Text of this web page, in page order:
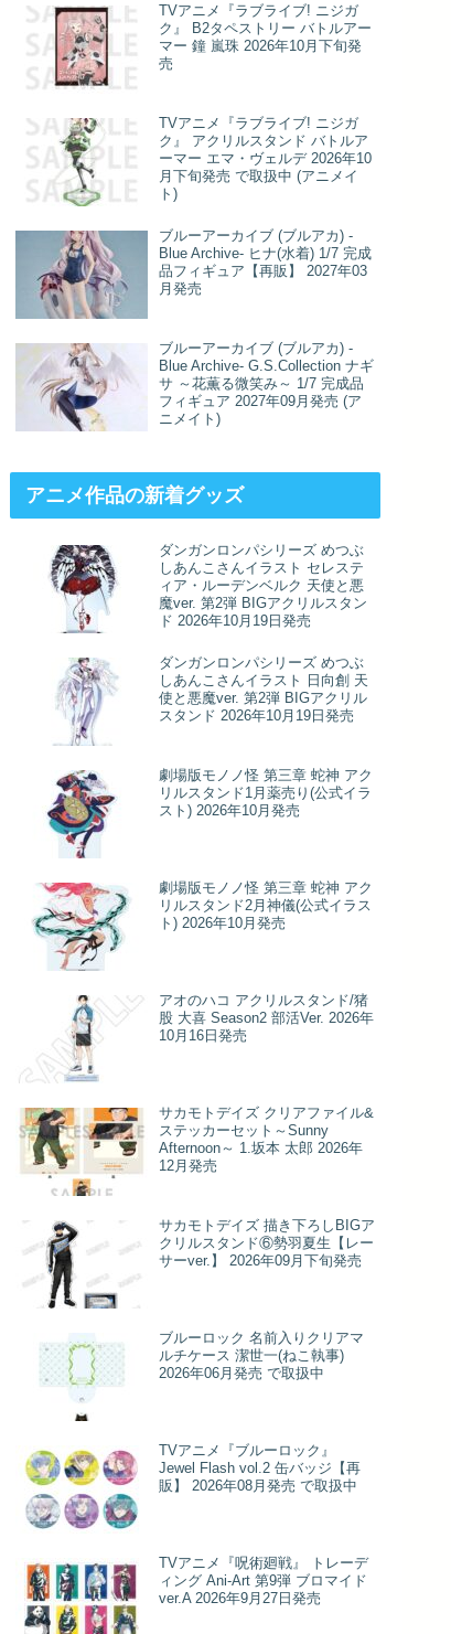
TVアニメ『ラブライブ! ニジガ
ク』 B2タペストリー バトルアー
マー 鐘 嵐珠 2026年10月下旬発
売
TVアニメ『ラブライブ! ニジガ
ク』 アクリルスタンド バトルア
ーマー エマ・ヴェルデ 2026年10
月下旬発売 で取扱中 (アニメイ
ト)
ブルーアーカイブ (ブルアカ) -
Blue Archive- ヒナ(水着) 1/7 完成
品フィギュア【再販】 2027年03
月発売
ブルーアーカイブ (ブルアカ) -
Blue Archive- G.S.Collection ナギ
サ ～花薫る微笑み～ 1/7 完成品
フィギュア 2027年09月発売 (ア
ニメイト)
アニメ作品の新着グッズ
ダンガンロンパシリーズ めつぶ
しあんこさんイラスト セレステ
ィア・ルーデンベルク 天使と悪
魔ver. 第2弾 BIGアクリルスタン
ド 2026年10月19日発売
ダンガンロンパシリーズ めつぶ
しあんこさんイラスト 日向創 天
使と悪魔ver. 第2弾 BIGアクリル
スタンド 2026年10月19日発売
劇場版モノノ怪 第三章 蛇神 アク
リルスタンド1月薬売り(公式イラ
スト) 2026年10月発売
劇場版モノノ怪 第三章 蛇神 アク
リルスタンド2月神儀(公式イラス
ト) 2026年10月発売
アオのハコ アクリルスタンド/猪
股 大喜 Season2 部活Ver. 2026年
10月16日発売
サカモトデイズ クリアファイル&
ステッカーセット～Sunny
Afternoon～ 1.坂本 太郎 2026年
12月発売
サカモトデイズ 描き下ろしBIGア
クリルスタンド⑥勢羽夏生【レー
サーver.】 2026年09月下旬発売
ブルーロック 名前入りクリアマ
ルチケース 潔世一(ねこ執事)
2026年06月発売 で取扱中
TVアニメ『ブルーロック』
Jewel Flash vol.2 缶バッジ【再
販】 2026年08月発売 で取扱中
TVアニメ『呪術廻戦』 トレーデ
ィング Ani-Art 第9弾 ブロマイド
ver.A 2026年9月27日発売